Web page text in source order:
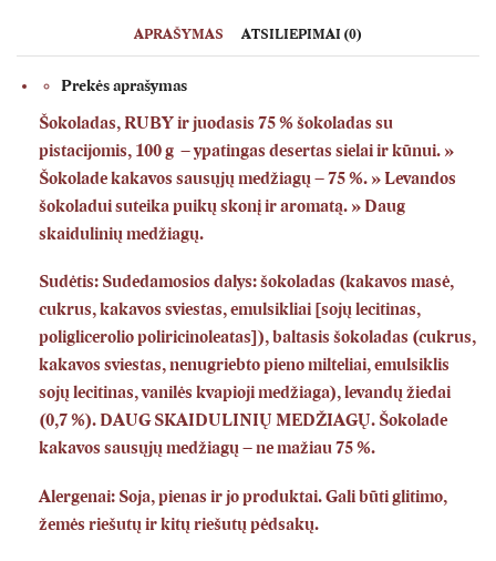
APRAŠYMAS ATSILIEPIMAI (0)
Prekės aprašymas
Šokoladas, RUBY ir juodasis 75 % šokoladas su
pistacijomis, 100 g – ypatingas desertas sielai ir kūnui. »
Šokolade kakavos sausųjų medžiagų – 75 %. » Levandos
šokoladui suteika puikų skonį ir aromatą. » Daug
skaidulinių medžiagų.
Sudėtis: Sudedamosios dalys: šokoladas (kakavos masė,
cukrus, kakavos sviestas, emulsikliai [sojų lecitinas,
poliglicerolio poliricinoleatas]), baltasis šokoladas (cukrus,
kakavos sviestas, nenugriebto pieno milteliai, emulsiklis
sojų lecitinas, vanilės kvapioji medžiaga), levandų žiedai
(0,7 %). DAUG SKAIDULINIŲ MEDŽIAGŲ. Šokolade
kakavos sausųjų medžiagų – ne mažiau 75 %.
Alergenai: Soja, pienas ir jo produktai. Gali būti glitimo,
žemės riešutų ir kitų riešutų pėdsakų.